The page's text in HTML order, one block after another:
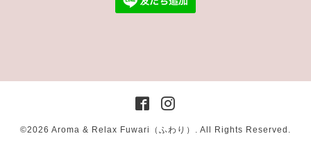
©2026 Aroma & Relax Fuwari（ふわり） . All Rights Reserved.